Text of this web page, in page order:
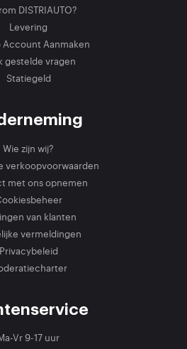
DISTRIAUTO?
Levering
Account Aanmaken
gestelde vragen
Statiegeld
Wie zijn wij?
verkoopvoorwaarden
met ons opnemen
van klanten
vermeldingen
Privacybeleid
Vr 9-17 uur